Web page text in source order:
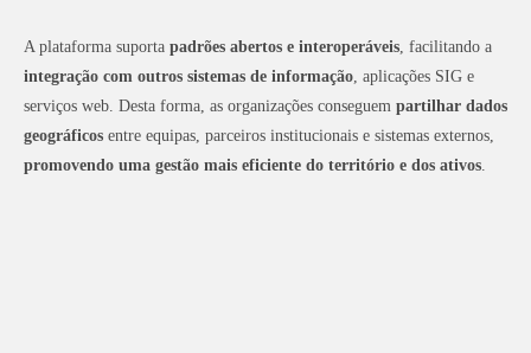
A plataforma suporta padrões abertos e interoperáveis, facilitando a
integração com outros sistemas de informação, aplicações SIG e
serviços web. Desta forma, as organizações conseguem partilhar dados
geográficos entre equipas, parceiros institucionais e sistemas externos,
promovendo uma gestão mais eficiente do território e dos ativos.